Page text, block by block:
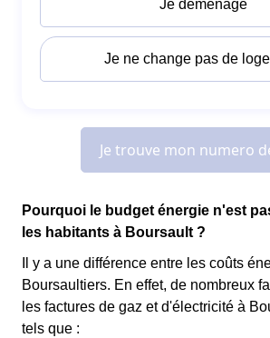
Pourquoi le budget énergie n'est
les habitants à Boursault ?
Il y a une différence entre les coûts
Boursaultiers. En effet, de nombreux
les factures de gaz et d'électricité à
tels que :